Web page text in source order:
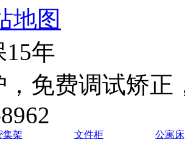
地图
年
，免费调试矫正
集架 文件柜 公寓床